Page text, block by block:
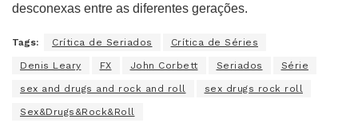
desconexas entre as diferentes gerações.
Tags: Crítica de Seriados Crítica de Séries
Denis Leary FX John Corbett Seriados Série
sex and drugs and rock and roll sex drugs rock roll
Sex&Drugs&Rock&Roll